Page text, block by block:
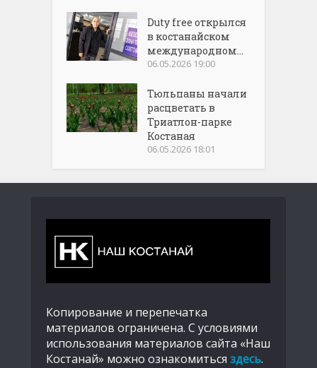
Duty free открылся
в костанайском
международном...
06.05.2026 19:00
Тюльпаны начали
расцветать в
Триатлон-парке
Костаная
06.05.2026 18:01
Копирование и перепечатка
материалов ограничена. С условиями
использования материалов сайта «Наш
Костанай» можно ознакомиться здесь.